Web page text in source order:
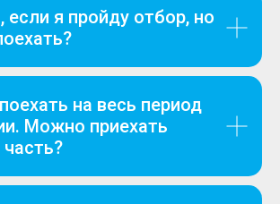
если я пройду отбор, но
на весь период
Можно приехать